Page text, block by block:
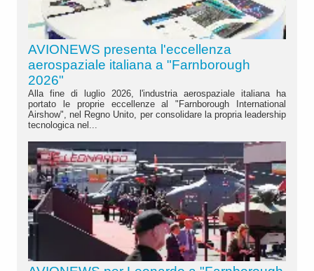
AVIONEWS presenta l'eccellenza
aerospaziale italiana a "Farnborough
2026"
Alla fine di luglio 2026, l'industria aerospaziale italiana ha
portato le proprie eccellenze al "Farnborough International
Airshow", nel Regno Unito, per consolidare la propria leadership
tecnologica nel...